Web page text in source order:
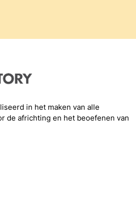
in het maken van alle
de africhting en het beoefenen van